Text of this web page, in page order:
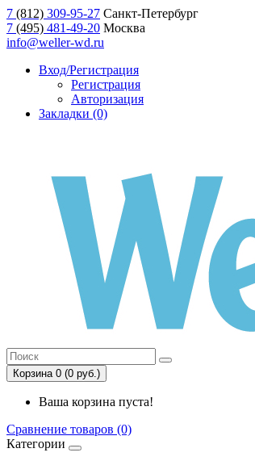
7 (812) 309-95-27 Санкт-Петербург
7 (495) 481-49-20 Москва
info@weller-wd.ru
Вход/Регистрация
Регистрация
Авторизация
Закладки (0)
Корзина 0 (0 руб.)
Ваша корзина пуста!
Сравнение товаров (0)
Категории